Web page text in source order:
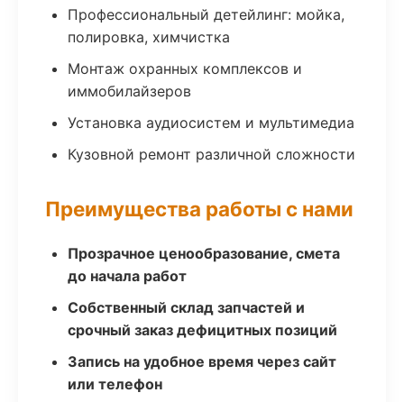
Профессиональный детейлинг: мойка,
полировка, химчистка
Монтаж охранных комплексов и
иммобилайзеров
Установка аудиосистем и мультимедиа
Кузовной ремонт различной сложности
Преимущества работы с нами
Прозрачное ценообразование, смета
до начала работ
Собственный склад запчастей и
срочный заказ дефицитных позиций
Запись на удобное время через сайт
или телефон